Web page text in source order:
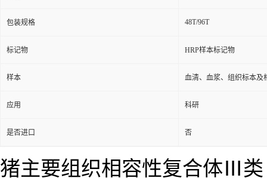
包装规格 48T/96T
标记物 HRP样本标记物
样本 血清、血浆、组织标本及
应用 科研
是否进口 否
猪主要组织相容性复合体Ⅲ